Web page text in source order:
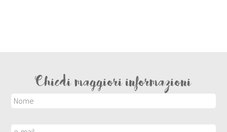
Chiedi maggiori informazioni